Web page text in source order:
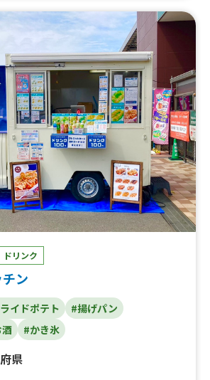
ヤンニョムチキン、カリッ！トロ！大
豆島産オーリーブハーブソルトのフラ
シュジュース、カオマンガイ、ルーロ
、カロリーoff グラスフェッドバター
リンク、バナナジュース、日替り、粗
ドリンク
ン
イドポテト
#揚げパン
#かき氷
県